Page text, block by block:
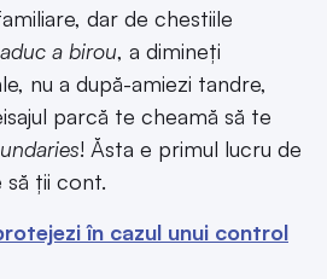
dar de chestiile
a birou, a dimineți
nu a după-amiezi tandre,
parcă te cheamă să te
! Ăsta e primul lucru de
ții cont.
în cazul unui control